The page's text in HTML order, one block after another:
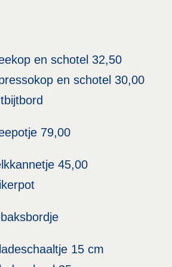
en schotel 32,50
en schotel 30,00
79,00
45,00
15 cm